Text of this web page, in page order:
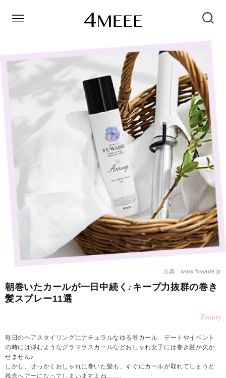
出典：www.fuwarie.jp
朝巻いたカールが一日中続く♪キープ力抜群の巻き
髪スプレー11選
Beauty
毎日のヘアスタイリングにナチュラルなゆる巻カール、デートやイベント
の時には弾むようなグラマラスカールなどおしゃれ女子には巻き髪が欠か
せません♪
しかし、せっかくおしゃれに巻いた髪も、すぐにカールが取れてしまうと
残念ヘアーになってしまいますよね……。